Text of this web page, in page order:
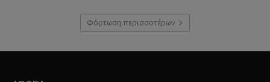
Φόρτωση περισσοτέρων